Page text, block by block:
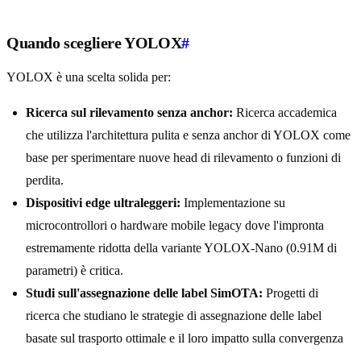
Quando scegliere YOLOX#
YOLOX è una scelta solida per:
Ricerca sul rilevamento senza anchor: Ricerca accademica
che utilizza l'architettura pulita e senza anchor di YOLOX come
base per sperimentare nuove head di rilevamento o funzioni di
perdita.
Dispositivi edge ultraleggeri: Implementazione su
microcontrollori o hardware mobile legacy dove l'impronta
estremamente ridotta della variante YOLOX-Nano (0.91M di
parametri) è critica.
Studi sull'assegnazione delle label SimOTA: Progetti di
ricerca che studiano le strategie di assegnazione delle label
basate sul trasporto ottimale e il loro impatto sulla convergenza